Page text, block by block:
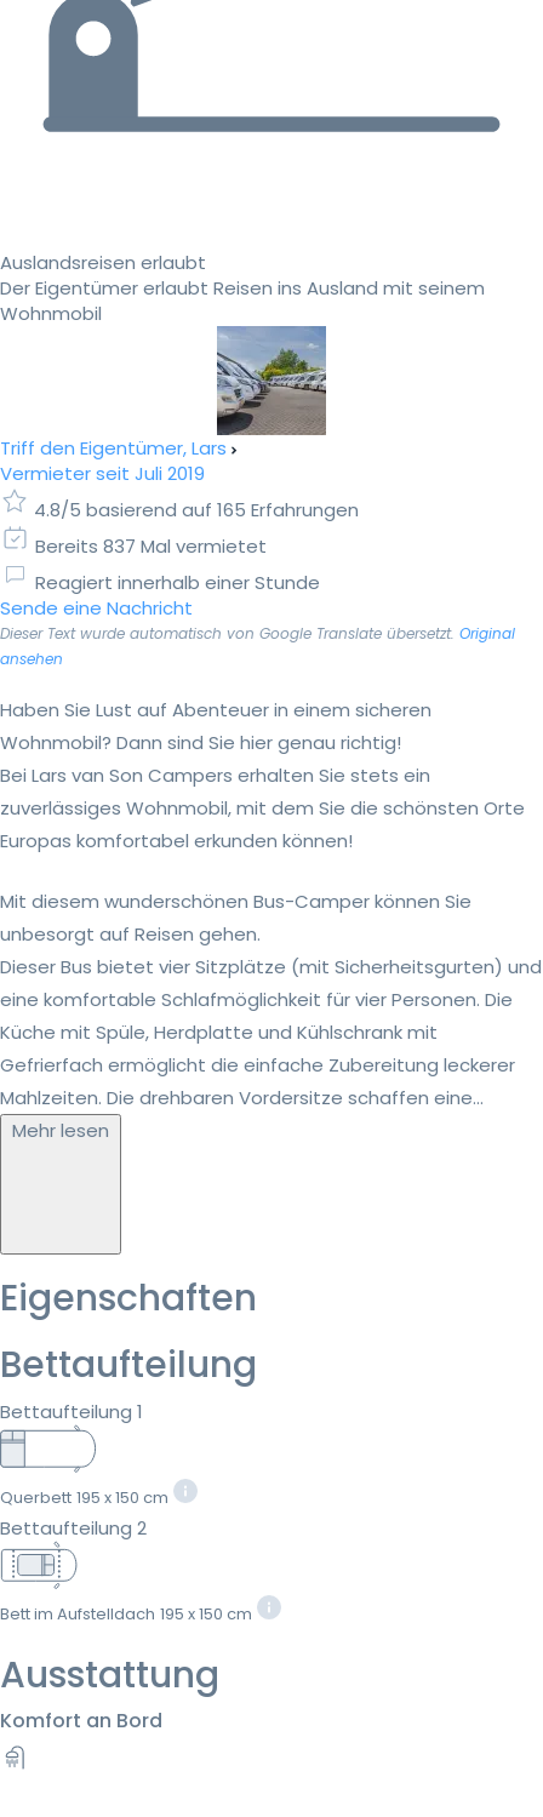
Auslandsreisen erlaubt
Der Eigentümer erlaubt Reisen ins Ausland mit seinem
Wohnmobil
Triff den Eigentümer, Lars
Vermieter seit Juli 2019
4.8/5 basierend auf 165 Erfahrungen
Bereits 837 Mal vermietet
Reagiert innerhalb einer Stunde
Sende eine Nachricht
Dieser Text wurde automatisch von Google Translate übersetzt. Original
ansehen
Haben Sie Lust auf Abenteuer in einem sicheren
Wohnmobil? Dann sind Sie hier genau richtig!
Bei Lars van Son Campers erhalten Sie stets ein
zuverlässiges Wohnmobil, mit dem Sie die schönsten Orte
Europas komfortabel erkunden können!
Mit diesem wunderschönen Bus-Camper können Sie
unbesorgt auf Reisen gehen.
Dieser Bus bietet vier Sitzplätze (mit Sicherheitsgurten) und
eine komfortable Schlafmöglichkeit für vier Personen. Die
Küche mit Spüle, Herdplatte und Kühlschrank mit
Gefrierfach ermöglicht die einfache Zubereitung leckerer
Mahlzeiten. Die drehbaren Vordersitze schaffen eine...
Mehr lesen
Eigenschaften
Bettaufteilung
Bettaufteilung 1
Querbett 195 x 150 cm
Bettaufteilung 2
Bett im Aufstelldach 195 x 150 cm
Ausstattung
Komfort an Bord